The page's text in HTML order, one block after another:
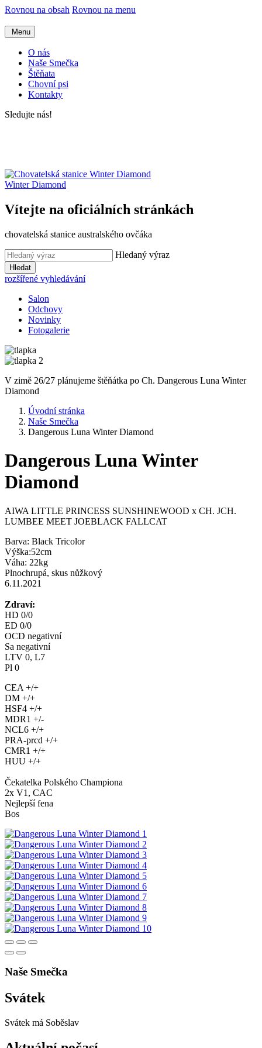
Rovnou na obsah Rovnou na menu
Menu
O nás
Naše Smečka
Štěňata
Chovní psi
Kontakty
Sledujte nás!
Winter Diamond
Vítejte na oficiálních stránkách
chovatelská stanice australského ovčáka
Hledaný výraz
Hledat
rozšířené vyhledávání
Salon
Odchovy
Novinky
Fotogalerie
V zimě 26/27 plánujeme štěňátka po Ch. Dangerous Luna Winter
Diamond
Úvodní stránka
Naše Smečka
Dangerous Luna Winter Diamond
Dangerous Luna Winter
Diamond
AIWA LITTLE PRINCESS SUNSHINEWOOD x CH. JCH.
LUMBEE MEET JOEBLACK FALLCAT
Barva: Black Tricolor
Výška:52cm
Váha: 22kg
Plnochrupá, skus nůžkový
6.11.2021
Zdraví:
HD 0/0
ED 0/0
OCD negativní
Sa negativní
LTV 0, L7
Pl 0
CEA +/+
DM +/+
HSF4 +/+
MDR1 +/-
NCL6 +/+
PRA-prcd +/+
CMR1 +/+
HUU +/+
Čekatelka Polského Championa
2x V1, CAC
Nejlepší fena
Bos
Naše Smečka
Svátek
Svátek má Soběslav